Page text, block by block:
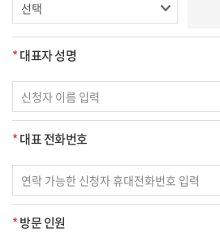
*대표자 성명
*대표 전화번호
*방문 인원